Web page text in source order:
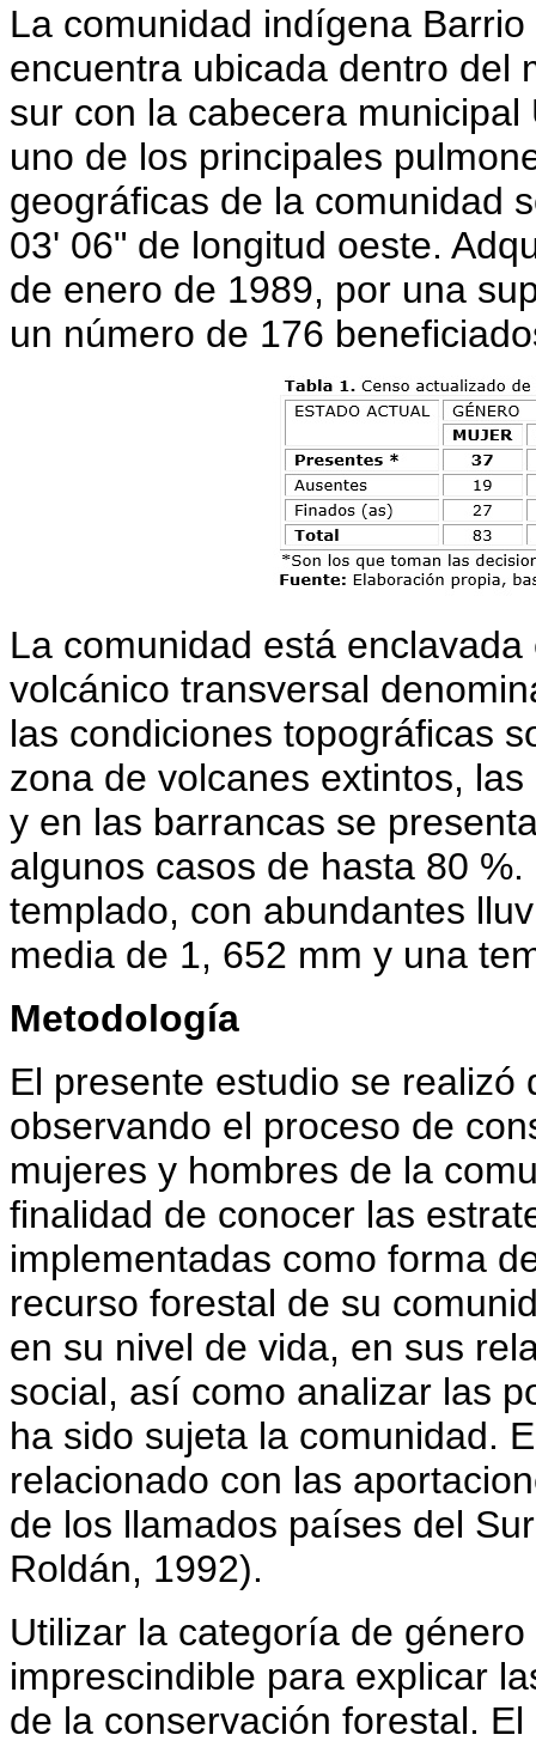
La comunidad indígena
encuentra ubicada dentro del
sur con la cabecera
uno de los principales
geográficas de la comunidad
03' 06" de longitud oeste.
de enero de 1989, por una
un número de 176
La comunidad está
volcánico transversal
las condiciones topográficas
zona de volcanes extintos,
y en las barrancas se
algunos casos de hasta 80
templado, con abundantes
media de 1, 652 mm y una
Metodología
El presente estudio se
observando el proceso de
mujeres y hombres de la
finalidad de conocer las
implementadas como forma
recurso forestal de su
en su nivel de vida, en sus
social, así como analizar las
ha sido sujeta la comunidad.
relacionado con las
de los llamados países del
Roldán, 1992).
Utilizar la categoría de
imprescindible para explicar
de la conservación forestal.